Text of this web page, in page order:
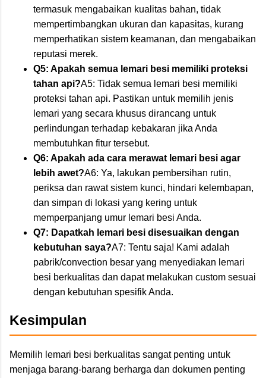
termasuk mengabaikan kualitas bahan, tidak
mempertimbangkan ukuran dan kapasitas, kurang
memperhatikan sistem keamanan, dan mengabaikan
reputasi merek.
Q5: Apakah semua lemari besi memiliki proteksi
tahan api?A5: Tidak semua lemari besi memiliki
proteksi tahan api. Pastikan untuk memilih jenis
lemari yang secara khusus dirancang untuk
perlindungan terhadap kebakaran jika Anda
membutuhkan fitur tersebut.
Q6: Apakah ada cara merawat lemari besi agar
lebih awet?A6: Ya, lakukan pembersihan rutin,
periksa dan rawat sistem kunci, hindari kelembapan,
dan simpan di lokasi yang kering untuk
memperpanjang umur lemari besi Anda.
Q7: Dapatkah lemari besi disesuaikan dengan
kebutuhan saya?A7: Tentu saja! Kami adalah
pabrik/convection besar yang menyediakan lemari
besi berkualitas dan dapat melakukan custom sesuai
dengan kebutuhan spesifik Anda.
Kesimpulan
Memilih lemari besi berkualitas sangat penting untuk
menjaga barang-barang berharga dan dokumen penting